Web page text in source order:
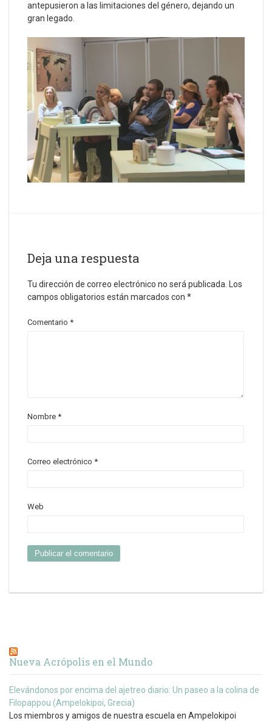
antepusieron a las limitaciones del género, dejando un
gran legado.
Deja una respuesta
Tu dirección de correo electrónico no será publicada.
Los
campos obligatorios están marcados con *
Comentario *
Nombre *
Correo electrónico *
Web
Nueva Acrópolis en el Mundo
Elevándonos por encima del ajetreo diario: Un paseo a la colina de
Filopappou (Ampelokipoi, Grecia)
Los miembros y amigos de nuestra escuela en Ampelokipoi